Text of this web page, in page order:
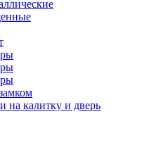
на калитку и дверь